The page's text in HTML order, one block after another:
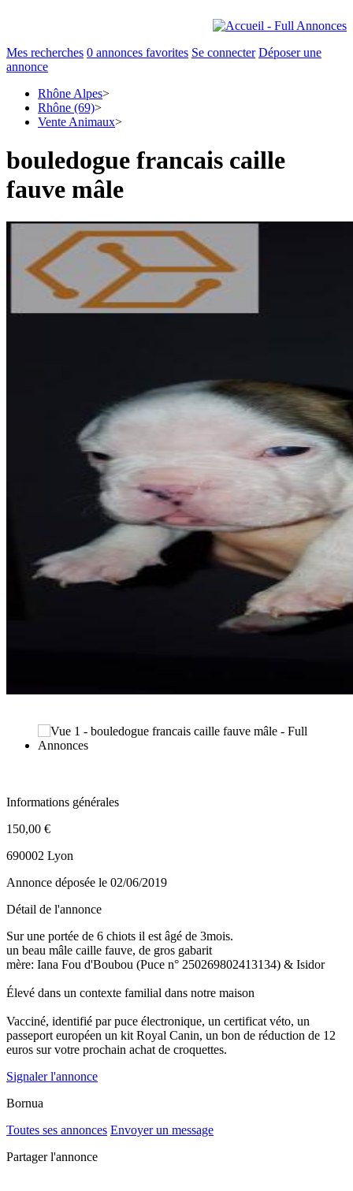
Mes recherches 0 annonces favorites Se connecter Déposer une
annonce
Rhône Alpes>
Rhône (69)>
Vente Animaux>
bouledogue francais caille
fauve mâle
Informations générales
150,00 €
690002 Lyon
Annonce déposée le 02/06/2019
Détail de l'annonce
Sur une portée de 6 chiots il est âgé de 3mois.
un beau mâle caille fauve, de gros gabarit
mère: Iana Fou d'Boubou (Puce n° 250269802413134) & Isidor
Élevé dans un contexte familial dans notre maison
Vacciné, identifié par puce électronique, un certificat véto, un
passeport européen un kit Royal Canin, un bon de réduction de 12
euros sur votre prochain achat de croquettes.
Signaler l'annonce
Bornua
Toutes ses annonces Envoyer un message
Partager l'annonce